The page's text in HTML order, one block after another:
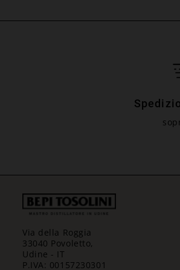
Via della Roggia
33040 Povoletto,
Udine - IT
P.IVA: 00157230301